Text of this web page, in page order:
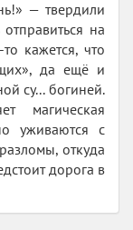
— твердили
на
кажется, что
да ещё и
су... богиней.
магическая
уживаются с
откуда
дорога в